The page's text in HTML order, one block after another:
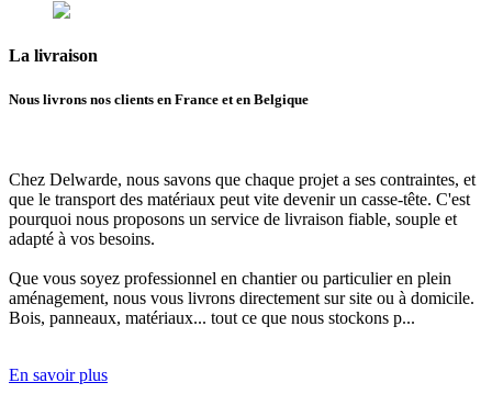
La livraison
Nous livrons nos clients en France et en Belgique
Chez Delwarde, nous savons que chaque projet a ses contraintes, et
que le transport des matériaux peut vite devenir un casse-tête. C'est
pourquoi nous proposons un service de livraison fiable, souple et
adapté à vos besoins.
Que vous soyez professionnel en chantier ou particulier en plein
aménagement, nous vous livrons directement sur site ou à domicile.
Bois, panneaux, matériaux... tout ce que nous stockons p...
En savoir plus